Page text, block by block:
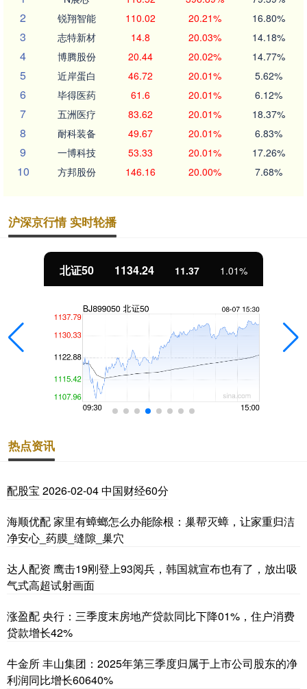
2 锐翔智能 110.02 20.21% 16.80%
3 志特新材 14.8 20.03% 14.18%
4 博腾股份 20.44 20.02% 14.77%
5 近岸蛋白 46.72 20.01% 5.62%
6 毕得医药 61.6 20.01% 6.12%
7 五洲医疗 83.62 20.01% 18.37%
8 耐科装备 49.67 20.01% 6.83%
9 一博科技 53.33 20.01% 17.26%
10 方邦股份 146.16 20.00% 7.68%
沪深京行情 实时轮播
北证50 1134.24 11.37 1.01%
热点资讯
配股宝 2026-02-04 中国财经60分
海顺优配 家里有蟑螂怎么办能除根：巢帮灭蟑，让家重归洁
净安心_药膜_缝隙_巢穴
达人配资 鹰击19刚登上93阅兵，韩国就宣布也有了，放出吸
气式高超试射画面
涨盈配 央行：三季度末房地产贷款同比下降01%，住户消费
贷款增长42%
牛金所 丰山集团：2025年第三季度归属于上市公司股东的净
利润同比增长60640%